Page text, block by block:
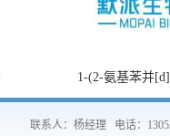
1-(2-氨基苯并
联系人：杨经理 电话：